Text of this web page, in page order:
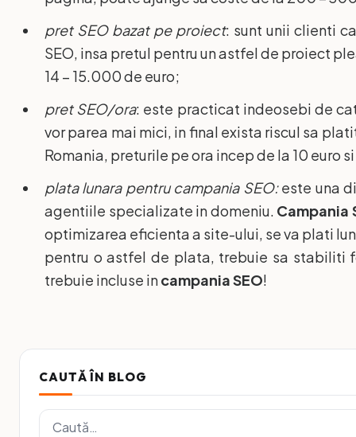
pret SEO bazat pe proiect: sunt unii clienti
SEO, insa pretul pentru un astfel de proiect
14 – 15.000 de euro;
pret SEO/ora: este practicat indeosebi de
vor parea mai mici, in final exista riscul sa
Romania, preturile pe ora incep de la 10 euro
plata lunara pentru campania SEO:este una
agentiile specializate in domeniu. Campania
optimizarea eficienta a site-ului, se va plati
pentru o astfel de plata, trebuie sa stabiliti
trebuie incluse incampania SEO!
CAUTĂ ÎN BLOG